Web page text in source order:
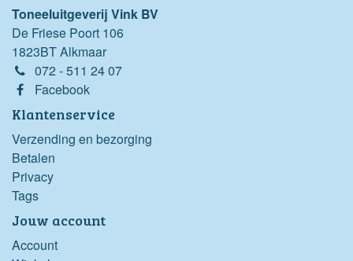
Toneeluitgeverij Vink BV
De Friese Poort 106
1823BT Alkmaar
072 - 511 24 07
Facebook
Klantenservice
Verzending en bezorging
Betalen
Privacy
Tags
Jouw account
Account